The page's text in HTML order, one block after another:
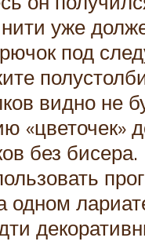
уже
под
видно не
«цветочек»
без бисера.